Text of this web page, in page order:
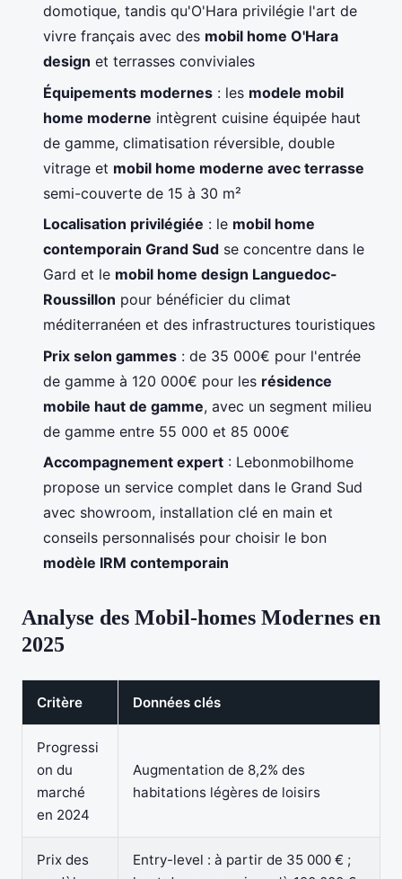
domotique, tandis qu'O'Hara privilégie l'art de
vivre français avec des mobil home O'Hara
design et terrasses conviviales
Équipements modernes : les modele mobil
home moderne intègrent cuisine équipée haut
de gamme, climatisation réversible, double
vitrage et mobil home moderne avec terrasse
semi-couverte de 15 à 30 m²
Localisation privilégiée : le mobil home
contemporain Grand Sud se concentre dans le
Gard et le mobil home design Languedoc-
Roussillon pour bénéficier du climat
méditerranéen et des infrastructures touristiques
Prix selon gammes : de 35 000€ pour l'entrée
de gamme à 120 000€ pour les résidence
mobile haut de gamme, avec un segment milieu
de gamme entre 55 000 et 85 000€
Accompagnement expert : Lebonmobilhome
propose un service complet dans le Grand Sud
avec showroom, installation clé en main et
conseils personnalisés pour choisir le bon
modèle IRM contemporain
Analyse des Mobil-homes Modernes en
2025
Critère Données clés
Progressi
on du
marché
en 2024
Augmentation de 8,2% des
habitations légères de loisirs
Prix des
Entry-level : à partir de 35 000 € ;